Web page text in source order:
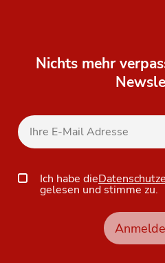
Nichts mehr
Ich habe die
gelesen und stimme zu.